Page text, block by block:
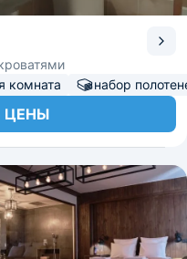
комната набор
ЦЕНЫ